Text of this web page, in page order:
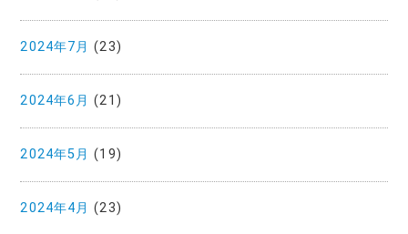
2024年7月 (23)
2024年6月 (21)
2024年5月 (19)
2024年4月 (23)